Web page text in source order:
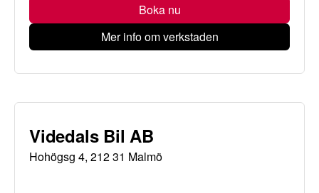
Boka nu
Mer info om verkstaden
Videdals Bil AB
Hohögsg 4, 212 31 Malmö